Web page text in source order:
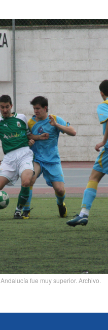
Andalucía fue muy superior. Archivo.